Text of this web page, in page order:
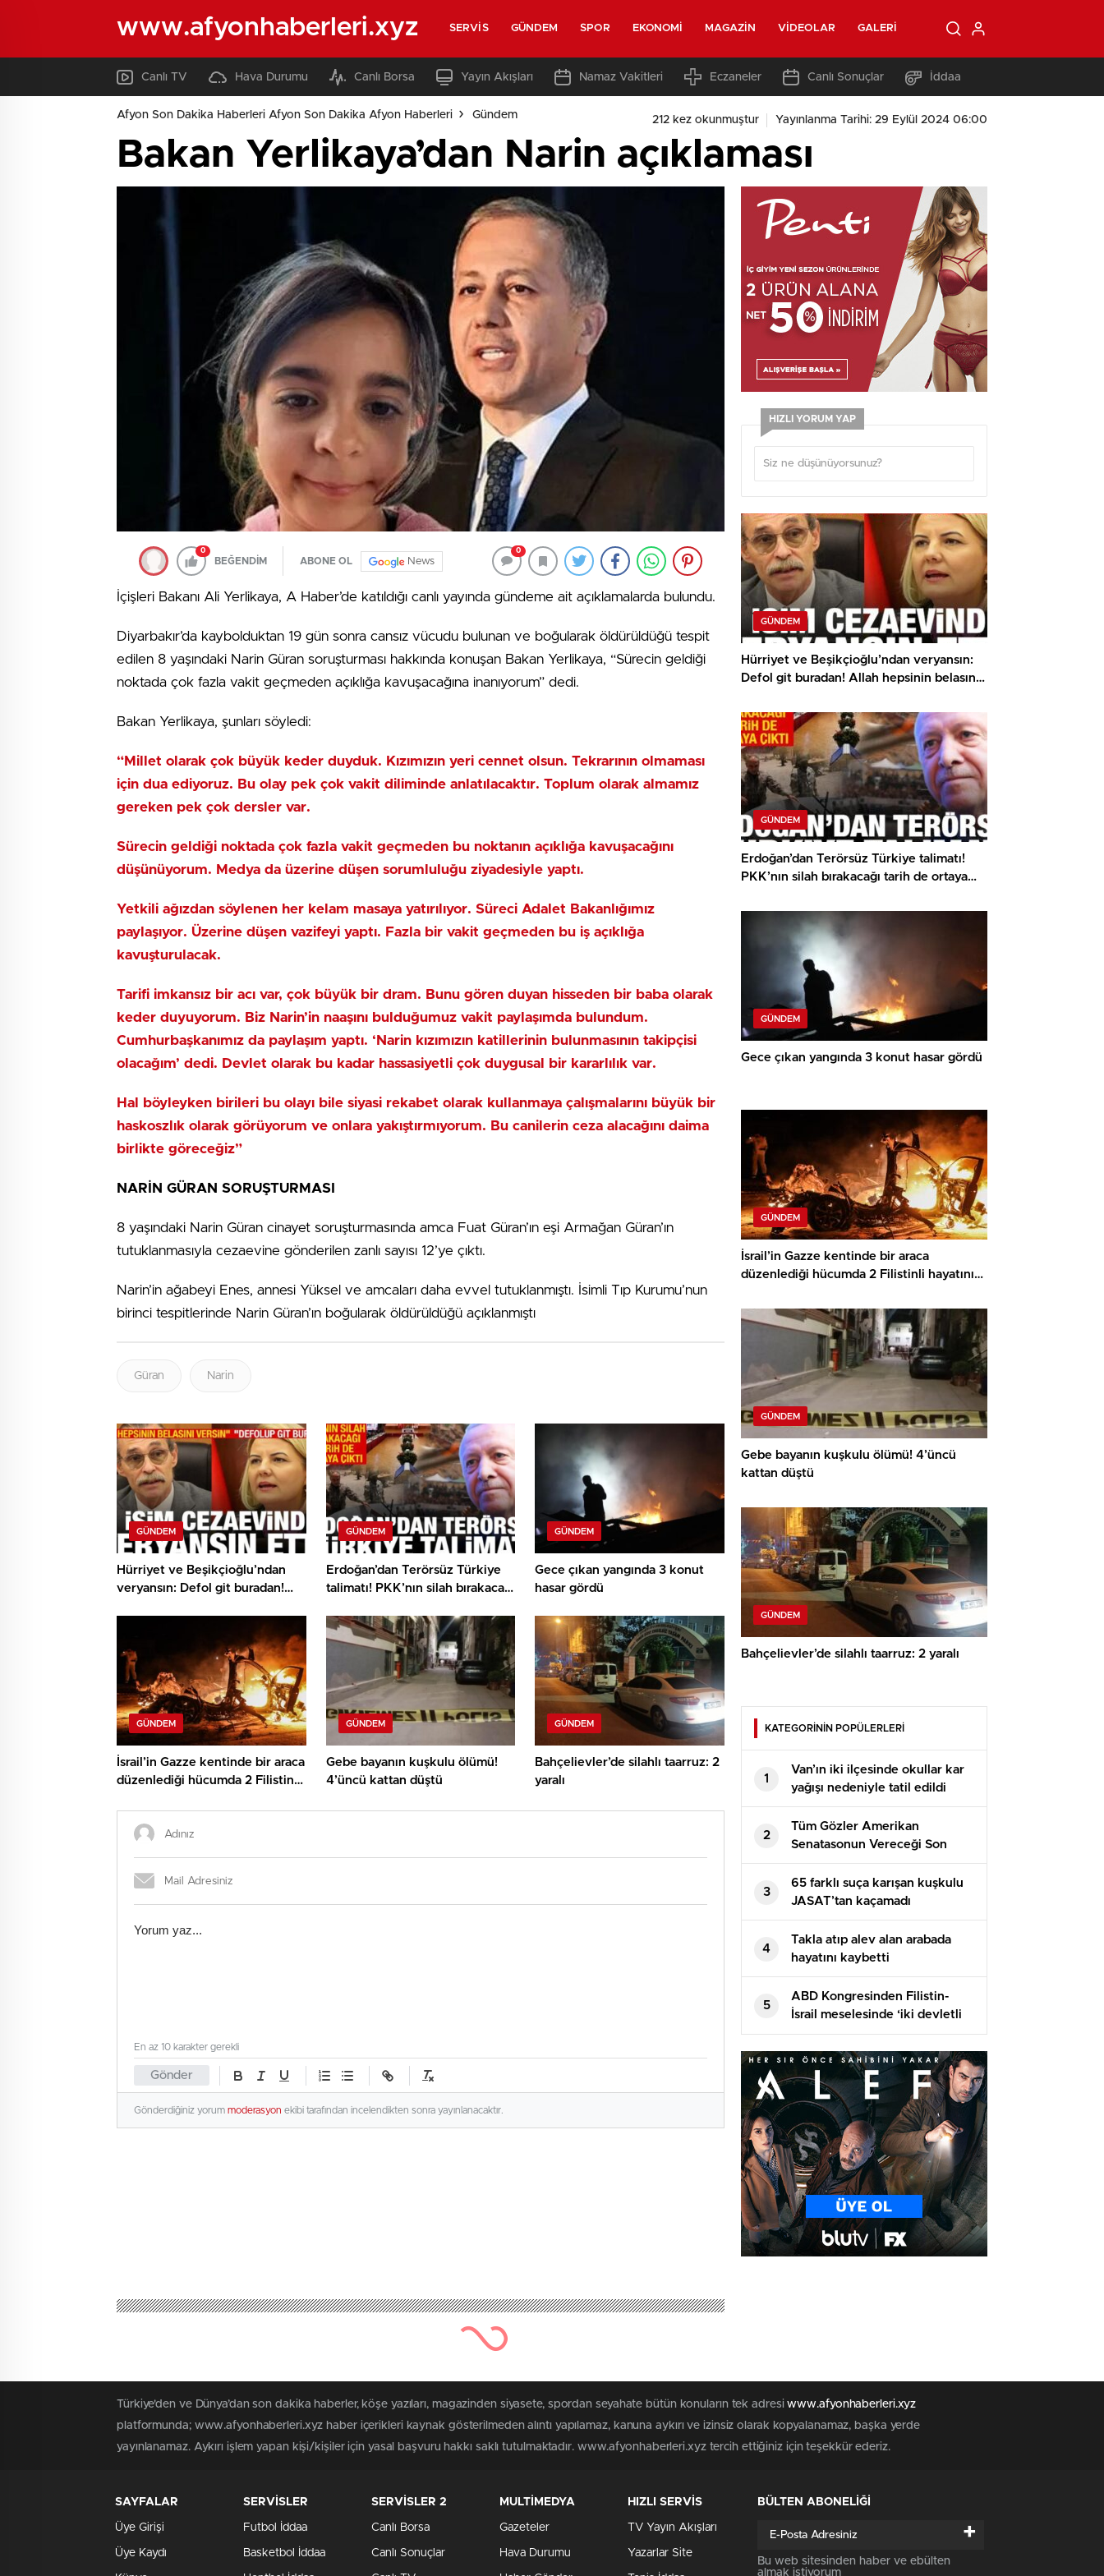
www.afyonhaberleri.xyz SERVIS GÜNDEM SPOR EKONOMI MAGAZIN VIDEOLAR GALERI
Canlı TV Hava Durumu Canlı Borsa Yayın Akışları Namaz Vakitleri Eczaneler Canlı Sonuçlar İddaa
Afyon Son Dakika Haberleri Afyon Son Dakika Afyon Haberleri Gündem 212 kez okunmuştur Yayınlanma Tarihi: 29 Eylül 2024 06:00
Bakan Yerlikaya’dan Narin açıklaması
0
BEĞENDİM ABONE OL News
0
İçişleri Bakanı Ali Yerlikaya, A Haber’de katıldığı canlı yayında gündeme ait açıklamalarda bulundu.
Diyarbakır’da kaybolduktan 19 gün sonra cansız vücudu bulunan ve boğularak öldürüldüğü tespit
edilen 8 yaşındaki Narin Güran soruşturması hakkında konuşan Bakan Yerlikaya, “Sürecin geldiği
noktada çok fazla vakit geçmeden açıklığa kavuşacağına inanıyorum” dedi.
Bakan Yerlikaya, şunları söyledi:
“Millet olarak çok büyük keder duyduk. Kızımızın yeri cennet olsun. Tekrarının olmaması
için dua ediyoruz. Bu olay pek çok vakit diliminde anlatılacaktır. Toplum olarak almamız
gereken pek çok dersler var.
Sürecin geldiği noktada çok fazla vakit geçmeden bu noktanın açıklığa kavuşacağını
düşünüyorum. Medya da üzerine düşen sorumluluğu ziyadesiyle yaptı.
Yetkili ağızdan söylenen her kelam masaya yatırılıyor. Süreci Adalet Bakanlığımız
paylaşıyor. Üzerine düşen vazifeyi yaptı. Fazla bir vakit geçmeden bu iş açıklığa
kavuşturulacak.
Tarifi imkansız bir acı var, çok büyük bir dram. Bunu gören duyan hisseden bir baba olarak
keder duyuyorum. Biz Narin’in naaşını bulduğumuz vakit paylaşımda bulundum.
Cumhurbaşkanımız da paylaşım yaptı. ‘Narin kızımızın katillerinin bulunmasının takipçisi
olacağım’ dedi. Devlet olarak bu kadar hassasiyetli çok duygusal bir kararlılık var.
Hal böyleyken birileri bu olayı bile siyasi rekabet olarak kullanmaya çalışmalarını büyük bir
haskoszlık olarak görüyorum ve onlara yakıştırmıyorum. Bu canilerin ceza alacağını daima
birlikte göreceğiz”
NARİN GÜRAN SORUŞTURMASI
8 yaşındaki Narin Güran cinayet soruşturmasında amca Fuat Güran’ın eşi Armağan Güran’ın
tutuklanmasıyla cezaevine gönderilen zanlı sayısı 12’ye çıktı.
Narin’in ağabeyi Enes, annesi Yüksel ve amcaları daha evvel tutuklanmıştı. İsimli Tıp Kurumu’nun
birinci tespitlerinde Narin Güran’ın boğularak öldürüldüğü açıklanmıştı
Güran Narin
GÜNDEM
Hürriyet ve Beşikçioğlu’ndan
veryansın: Defol git buradan!
GÜNDEM
Erdoğan’dan Terörsüz Türkiye
talimatı! PKK’nın silah bırakacağı
GÜNDEM
Gece çıkan yangında 3 konut
hasar gördü
GÜNDEM
İsrail’in Gazze kentinde bir araca
düzenlediği hücumda 2 Filistinli
GÜNDEM
Gebe bayanın kuşkulu ölümü!
4’üncü kattan düştü
GÜNDEM
Bahçelievler’de silahlı taarruz: 2
yaralı
Gönder
En az 10 karakter gerekli
Gönderdiğiniz yorum moderasyon ekibi tarafından incelendikten sonra yayınlanacaktır.
HIZLI YORUM YAP
GÜNDEM
Hürriyet ve Beşikçioğlu’ndan veryansın:
Defol git buradan! Allah hepsinin belasını
GÜNDEM
Erdoğan’dan Terörsüz Türkiye talimatı!
PKK’nın silah bırakacağı tarih de ortaya
GÜNDEM
Gece çıkan yangında 3 konut hasar gördü
GÜNDEM
İsrail’in Gazze kentinde bir araca
düzenlediği hücumda 2 Filistinli hayatını
GÜNDEM
Gebe bayanın kuşkulu ölümü! 4’üncü
kattan düştü
GÜNDEM
Bahçelievler’de silahlı taarruz: 2 yaralı
KATEGORİNİN POPÜLERLERİ
1
Van’ın iki ilçesinde okullar kar
yağışı nedeniyle tatil edildi
2
Tüm Gözler Amerikan
Senatasonun Vereceği Son
Kararda
3
65 farklı suça karışan kuşkulu
JASAT’tan kaçamadı
4
Takla atıp alev alan arabada
hayatını kaybetti
5
ABD Kongresinden Filistin-
İsrail meselesinde ‘iki devletli
çözüme’ destek
Türkiye'den ve Dünya’dan son dakika haberler, köşe yazıları, magazinden siyasete, spordan seyahate bütün konuların tek adresiwww.afyonhaberleri.xyz
platformunda; www.afyonhaberleri.xyz haber içerikleri kaynak gösterilmeden alıntı yapılamaz, kanuna aykırı ve izinsiz olarak kopyalanamaz, başka yerde
yayınlanamaz. Aykırı işlem yapan kişi/kişiler için yasal başvuru hakkı saklı tutulmaktadır. www.afyonhaberleri.xyz tercih ettiğiniz için teşekkür ederiz.
SAYFALAR
Üye Girişi
Üye Kaydı
SERVİSLER
Futbol İddaa
Basketbol İddaa
SERVİSLER 2
Canlı Borsa
Canlı Sonuçlar
MULTİMEDYA
Gazeteler
Hava Durumu
HIZLI SERVİS
TV Yayın Akışları
Yazarlar Site
BÜLTEN ABONELİĞİ
+
Bu web sitesinden haber ve ebülten
almak istiyorum